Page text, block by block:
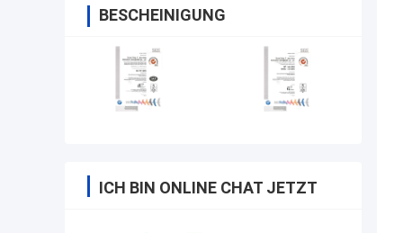
BESCHEINIGUNG
ICH BIN ONLINE CHAT JETZT